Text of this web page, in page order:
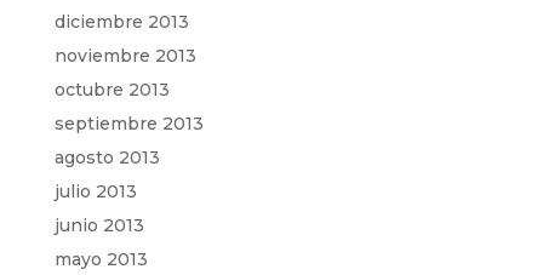
diciembre 2013
noviembre 2013
octubre 2013
septiembre 2013
agosto 2013
julio 2013
junio 2013
mayo 2013